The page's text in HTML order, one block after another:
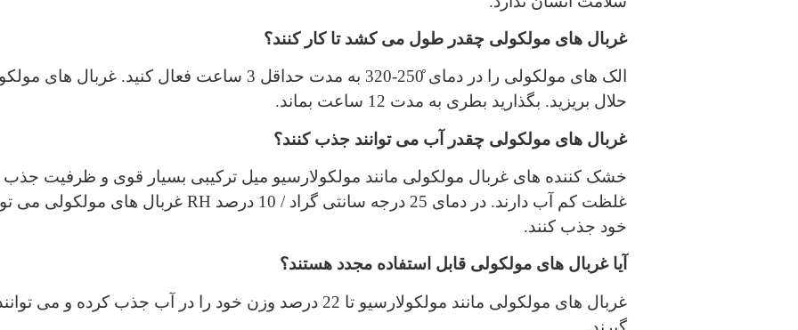
غربال های مولکولی چقدر طول می کشد تا کار کنند؟
الک های مولکولی را در دمای ̊250-320 به مدت حداقل 3 ساعت
حلال بریزید. بگذارید بطری به مدت 12 ساعت بماند.
غربال های مولکولی چقدر آب می توانند جذب کنند؟
خشک کننده های غربال مولکولی مانند مولکولارسیو میل ترکیبی بسیار قوی و ظرفیت جذب
خود جذب کنند.
آیا غربال های مولکولی قابل استفاده مجدد هستند؟
غربال های مولکولی مانند مولکولارسیو تا 22 درصد وزن خود را در آب